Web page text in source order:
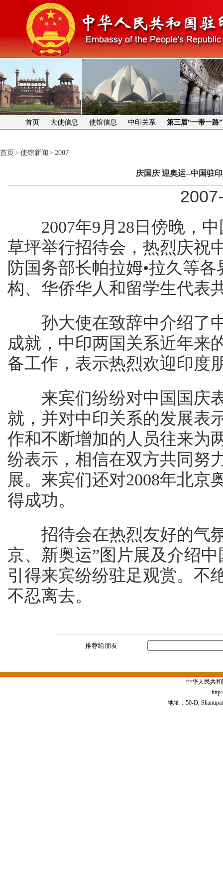
首页 大使信息 使馆信息 中印关系 第三届“一带一路
首页 > 使馆新闻 > 2007
庆国庆 迎奥运--中国驻
2007年9月28日傍晚，中
草坪举行招待会，热烈庆祝
防国务部长帕拉姆•拉久等
构、华侨华人和留学生代表
孙大使在致辞中介绍了中
成就，中印两国关系近年来
备工作，表示热烈欢迎印度
来宾们纷纷对中国国庆表
就，并对中印关系的发展表
作和不断增加的人员往来为
纷表示，相信在双方共同努
展。来宾们还对2008年北京
得成功。
招待会在热烈友好的气氛
京、新奥运”图片展及介绍
引得来宾纷纷驻足观赏。不
不忍离去。
推荐给朋友
中华人民共
地址：50-D,